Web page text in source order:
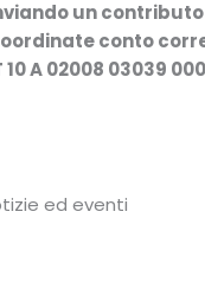
un
conto
10 A 02008 03039
ed eventi